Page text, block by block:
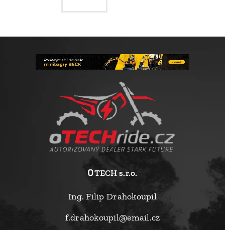
oTECH s.r.o.
Ing. Filip Drahokoupil
f.drahokoupil@email.cz